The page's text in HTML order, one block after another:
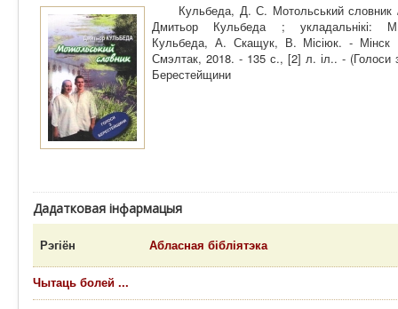
Кульбеда, Д. С. Мотольський словник
Дмитьор Кульбеда ; укладальнікі:
Кульбеда, А. Скащук, В. Місіюк. - Мінск
Смэлтак, 2018. - 135 с., [2] л. іл.. - (Голоси
Берестейщини
Дадатковая інфармацыя
Рэгіён Абласная бібліятэка
Чытаць болей ...